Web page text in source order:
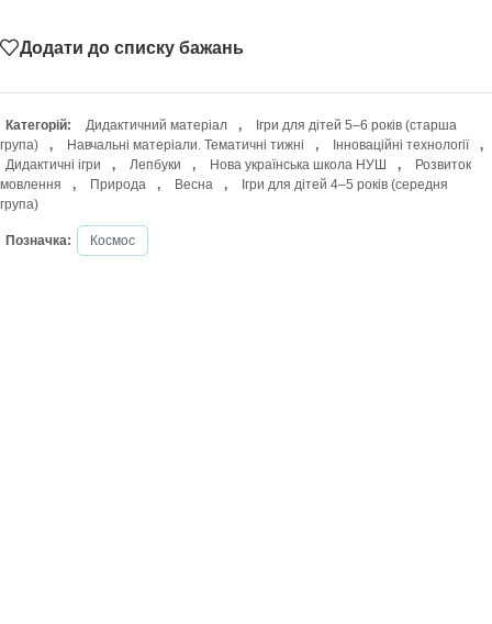
Додати до списку бажань
Категорій: Дидактичний матеріал ,
Ігри для дітей 5–6 років (старша
група)
, Навчальні матеріали. Тематичні тижні , Інноваційні технології
,
Дидактичні ігри
, Лепбуки , Нова українська школа НУШ ,
Розвиток
мовлення
, Природа , Весна ,
Ігри для дітей 4–5 років (середня
група)
Позначка: Космос